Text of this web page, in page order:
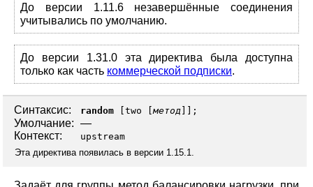
До версии 1.11.6 незавершённые соединения
учитывались по умолчанию.
До версии 1.31.0 эта директива была доступна
только как часть коммерческой подписки.
Синтаксис: random two [метод ]];
Умолчание: —
Контекст:
upstream
Эта директива появилась в версии 1.15.1.